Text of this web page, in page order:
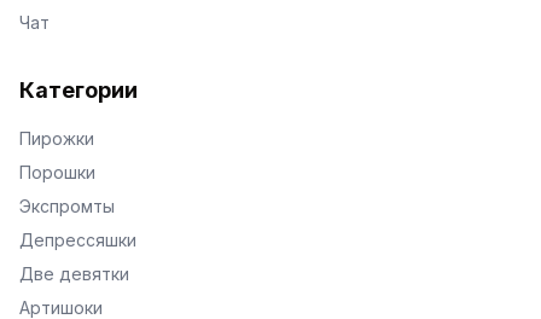
Чат
Категории
Пирожки
Порошки
Экспромты
Депрессяшки
Две девятки
Артишоки